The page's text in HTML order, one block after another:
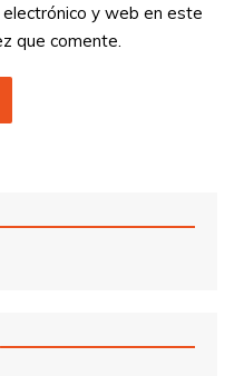
y web en este
que comente.